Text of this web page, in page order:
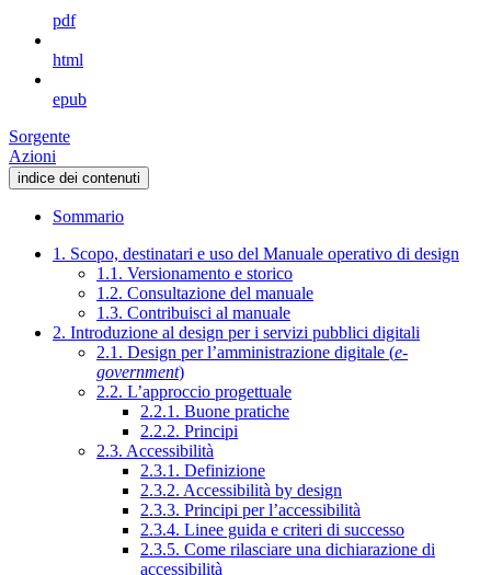
pdf
html
epub
Sorgente
Azioni
indice dei contenuti
Sommario
1. Scopo, destinatari e uso del Manuale operativo di design
1.1. Versionamento e storico
1.2. Consultazione del manuale
1.3. Contribuisci al manuale
2. Introduzione al design per i servizi pubblici digitali
2.1. Design per l’amministrazione digitale (e-
government)
2.2. L’approccio progettuale
2.2.1. Buone pratiche
2.2.2. Principi
2.3. Accessibilità
2.3.1. Definizione
2.3.2. Accessibilità by design
2.3.3. Principi per l’accessibilità
2.3.4. Linee guida e criteri di successo
2.3.5. Come rilasciare una dichiarazione di
accessibilità